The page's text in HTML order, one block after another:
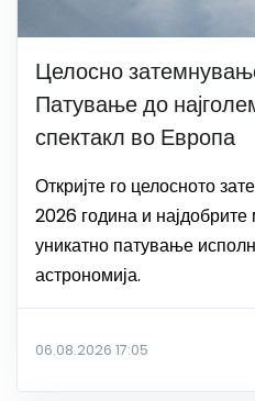
Целосно
Патување до
спектакл во Европа
Откријте го целосното
2026 година и
уникатно патување
астрономија.
06.08.2026 17:05